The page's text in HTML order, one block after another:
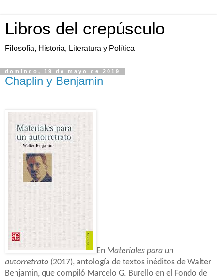
Libros del crepúsculo
Filosofía, Historia, Literatura y Política
domingo, 19 de mayo de 2019
Chaplin y Benjamin
En Materiales para un
autorretrato (2017), antología de textos inéditos de Walter
Benjamin, que compiló Marcelo G. Burello en el Fondo de